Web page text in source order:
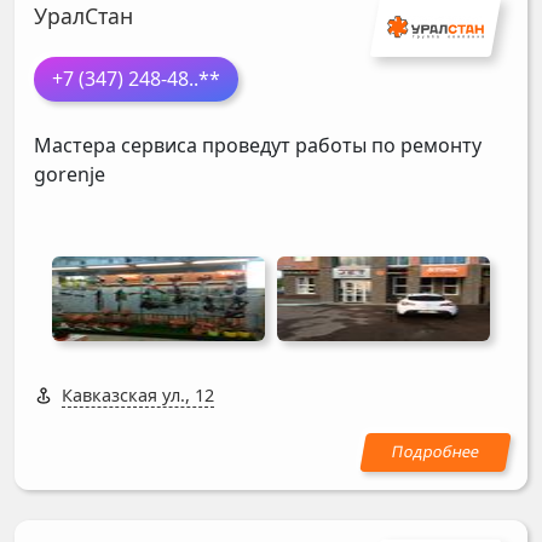
УралСтан
+7 (347) 248-48..**
Мастера сервиса проведут работы по ремонту
gorenje
Кавказская ул., 12